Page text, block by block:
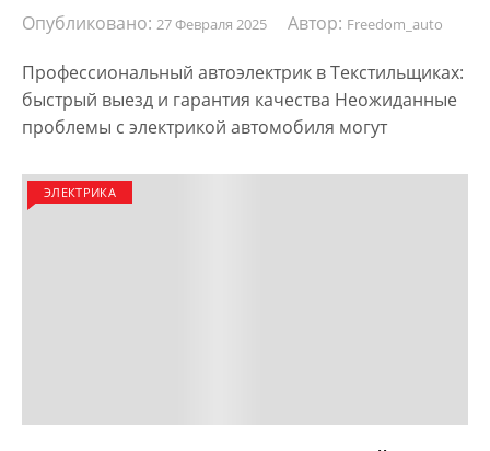
Опубликовано: 27 Февраля 2025 Автор: Freedom_auto
Профессиональный автоэлектрик в Текстильщиках:
быстрый выезд и гарантия качества Неожиданные
проблемы с электрикой автомобиля могут
ЭЛЕКТРИКА